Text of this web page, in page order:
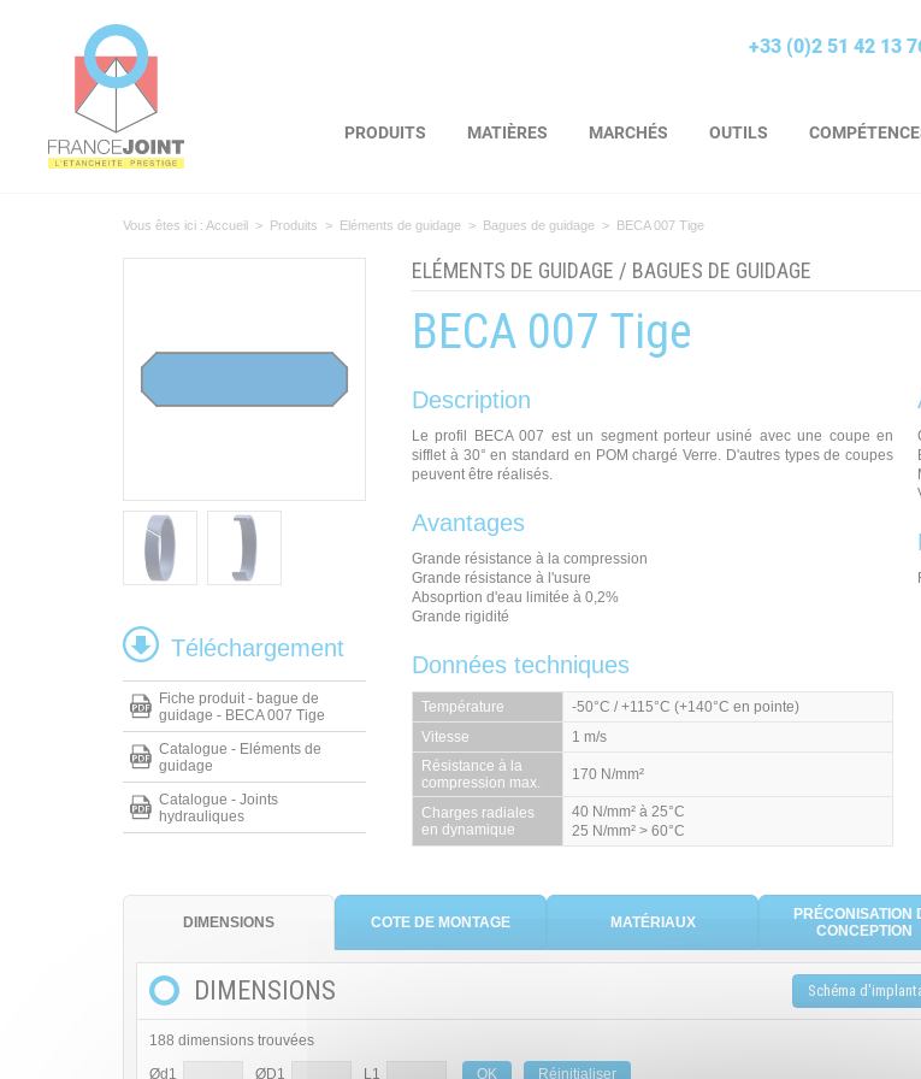
+33 (0)2 51 42 13
PRODUITS MATIÈRES MARCHÉS OUTILS
Vous êtes ici : Accueil > Produits > Eléments de guidage > Bagues de guidage > BECA 007 Tige
ELÉMENTS DE GUIDAGE / BAGUES DE GUIDAGE
BECA 007 Tige
Description
Le profil BECA 007 est un segment porteur usiné avec une coupe en
sifflet à 30° en standard en POM chargé Verre. D'autres types de coupes
peuvent être réalisés.
Avantages
Grande résistance à la compression
Grande résistance à l'usure
Absoprtion d'eau limitée à 0,2%
Grande rigidité
Données techniques
Température
-50°C / +115°C (+140°C en pointe)
Vitesse
1 m/s
Résistance à la
compression max.
170 N/mm²
Charges radiales
en dynamique
40 N/mm² à 25°C
25 N/mm² > 60°C
Téléchargement
Fiche produit - bague de
guidage - BECA 007 Tige
Catalogue - Eléments de
guidage
Catalogue - Joints
hydrauliques
DIMENSIONS COTE DE MONTAGE MATÉRIAUX
PRÉCONISATION
CONCEPTION
DIMENSIONS Schéma
188 dimensions trouvées
Ød1 ØD1 L1